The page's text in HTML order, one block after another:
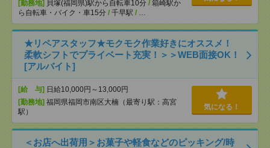
[勤務地] 貝塚(福岡県)駅から自転車10分 / 箱崎駅か
ら自転車・バイク・車15分 / 千早駅 / …
★リペアスタッフ★モクモク作業好きにオススメ！
柔軟シフトでプライベート充実！＞＞WEB面接OK！
[アルバイト]
[給 与] 日給10,000円～13,000円
[勤務地] 福岡県福岡市南区大楠（最寄り駅：高宮
駅）
気になる！
＜お店へ出荷用＞お菓子や軽食などのピッキング/時